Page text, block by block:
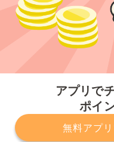
アプリで
ポイ
無料アプ